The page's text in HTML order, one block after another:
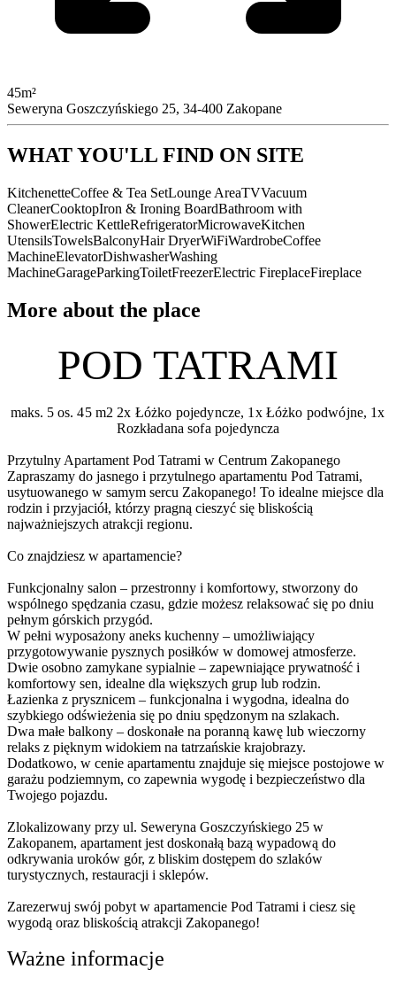
45m²
Seweryna Goszczyńskiego 25, 34-400 Zakopane
WHAT YOU'LL FIND ON SITE
KitchenetteCoffee & Tea SetLounge AreaTVVacuum
CleanerCooktopIron & Ironing BoardBathroom with
ShowerElectric KettleRefrigeratorMicrowaveKitchen
UtensilsTowelsBalconyHair DryerWiFiWardrobeCoffee
MachineElevatorDishwasherWashing
MachineGarageParkingToiletFreezerElectric FireplaceFireplace
More about the place
POD TATRAMI
maks. 5 os.45 m2 2x Łóżko pojedyncze, 1x Łóżko podwójne, 1x
Rozkładana sofa pojedyncza
Przytulny Apartament Pod Tatrami w Centrum Zakopanego
Zapraszamy do jasnego i przytulnego apartamentu Pod Tatrami,
usytuowanego w samym sercu Zakopanego! To idealne miejsce dla
rodzin i przyjaciół, którzy pragną cieszyć się bliskością
najważniejszych atrakcji regionu.
Co znajdziesz w apartamencie?
Funkcjonalny salon – przestronny i komfortowy, stworzony do
wspólnego spędzania czasu, gdzie możesz relaksować się po dniu
pełnym górskich przygód.
W pełni wyposażony aneks kuchenny – umożliwiający
przygotowywanie pysznych posiłków w domowej atmosferze.
Dwie osobno zamykane sypialnie – zapewniające prywatność i
komfortowy sen, idealne dla większych grup lub rodzin.
Łazienka z prysznicem – funkcjonalna i wygodna, idealna do
szybkiego odświeżenia się po dniu spędzonym na szlakach.
Dwa małe balkony – doskonałe na poranną kawę lub wieczorny
relaks z pięknym widokiem na tatrzańskie krajobrazy.
Dodatkowo, w cenie apartamentu znajduje się miejsce postojowe w
garażu podziemnym, co zapewnia wygodę i bezpieczeństwo dla
Twojego pojazdu.
Zlokalizowany przy ul. Seweryna Goszczyńskiego 25 w
Zakopanem, apartament jest doskonałą bazą wypadową do
odkrywania uroków gór, z bliskim dostępem do szlaków
turystycznych, restauracji i sklepów.
Zarezerwuj swój pobyt w apartamencie Pod Tatrami i ciesz się
wygodą oraz bliskością atrakcji Zakopanego!
Ważne informacje